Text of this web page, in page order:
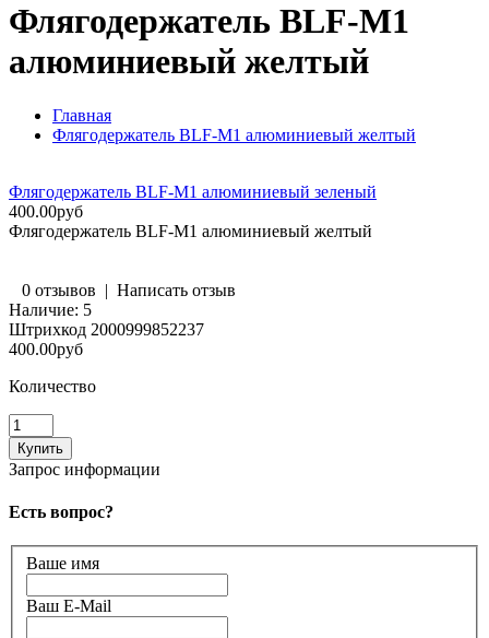
Флягодержатель BLF-M1
алюминиевый желтый
Главная
Флягодержатель BLF-M1 алюминиевый желтый
Флягодержатель BLF-M1 алюминиевый зеленый
400.00руб
Флягодержатель BLF-M1 алюминиевый желтый
0 отзывов | Написать отзыв
Наличие: 5
Штрихкод 2000999852237
400.00руб
Количество
Запрос информации
Есть вопрос?
Ваше имя
Ваш E-Mail